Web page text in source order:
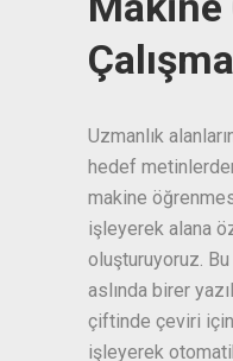
Uzmanlık
hedef
makine
işleyerek alana
oluşturuyoruz.
aslında birer
çiftinde çeviri
işleyerek